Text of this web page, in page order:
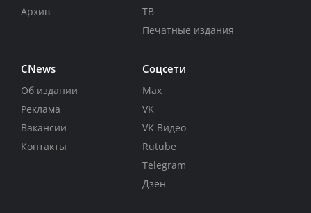
Архив
ТВ
Печатные издания
CNews
Об издании
Реклама
Вакансии
Контакты
Соцсети
Max
VK
VK Видео
Rutube
Telegram
Дзен